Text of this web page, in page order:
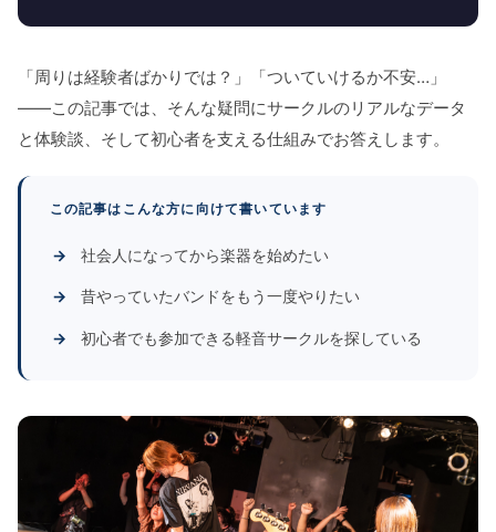
「周りは経験者ばかりでは？」「ついていけるか不安…」
——この記事では、そんな疑問にサークルのリアルなデータ
と体験談、そして初心者を支える仕組みでお答えします。
この記事はこんな方に向けて書いています
社会人になってから楽器を始めたい
昔やっていたバンドをもう一度やりたい
初心者でも参加できる軽音サークルを探している